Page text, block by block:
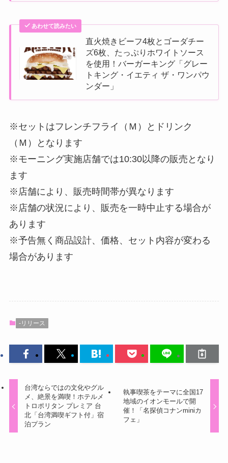
あわせて読みたい
直火焼きビーフ4枚とゴーダチー
ズ6枚、たっぷりホワイトソース
を使用！バーガーキング「グレー
トキング・イエティ ザ・ワンパウ
ンダー」
※セットはフレンチフライ（Ｍ）とドリンク
（Ｍ）となります
※モーニング実施店舗では10:30以降の販売となり
ます
※店舗により、販売時間帯が異なります
※店舗の状況により、販売を一時中止する場合が
あります
※予告無く商品設計、価格、セット内容が変わる
場合があります
-リリース
台湾ならではの文化やグル
メ、絶景を満喫！ホテルメ
トロポリタン プレミア 台
北「台湾満喫ギフト付」宿
泊プラン
執事喫茶をテーマに全国17
地域のイオンモールで開
催！「名探偵コナンminiカ
フェ」